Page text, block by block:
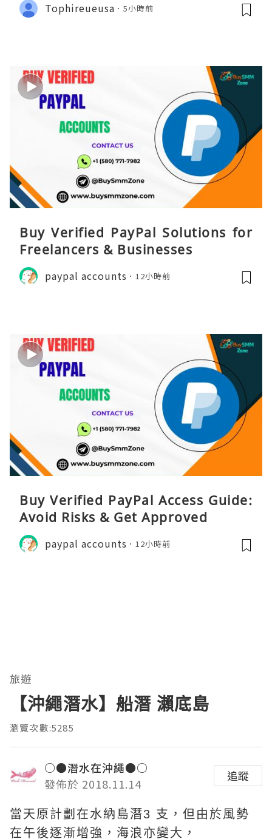
Tophireueusa 5小時前
Buy Verified PayPal Solutions for
Freelancers & Businesses
paypal accounts 12小時前
Buy Verified PayPal Access Guide:
Avoid Risks & Get Approved
paypal accounts 12小時前
旅遊
【沖繩潛水】船潛 瀨底島
瀏覽次數:5285
○●潛水在沖繩●○
發佈於 2018.11.14
追蹤
當天原計劃在水納島潛3 支，但由於風勢
在午後逐漸增強，海浪亦變大，